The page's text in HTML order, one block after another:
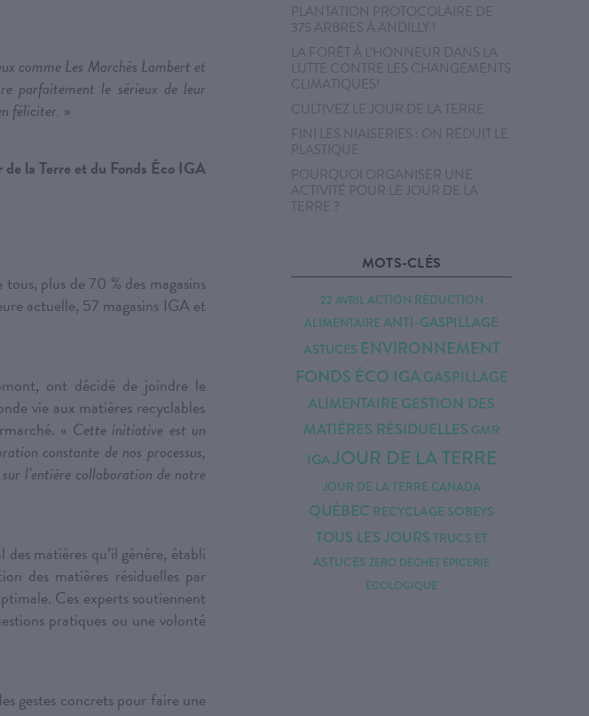
comme Les Marchés Lambert et
parfaitement le sérieux de leur
féliciter. »
la Terre et du Fonds Éco IGA
plus de 70 % des magasins
actuelle, 57 magasins IGA et
ont décidé de joindre le
vie aux matières recyclables
« Cette initiative est un
constante de nos processus,
l’entière collaboration de notre
matières qu’il génère, établi
des matières résiduelles par
Ces experts soutiennent
pratiques ou une volonté
gestes concrets pour faire une
PLANTATION PROTOCOLAIRE DE
375 ARBRES À ANDILLY !
LA FORÊT À L’HONNEUR DANS LA
LUTTE CONTRE LES CHANGEMENTS
CLIMATIQUES!
CULTIVEZ LE JOUR DE LA TERRE
FINI LES NIAISERIES : ON RÉDUIT LE
PLASTIQUE
POURQUOI ORGANISER UNE
ACTIVITÉ POUR LE JOUR DE LA
TERRE ?
MOTS-CLÉS
22 AVRILACTION RÉDUCTION
ALIMENTAIRE ANTI-GASPILLAGE
ASTUCES ENVIRONNEMENT
FONDS ÉCO IGAGASPILLAGE
ALIMENTAIREGESTION DES
MATIÈRES RÉSIDUELLES GMR
IGAJOUR DE LA TERRE
JOUR DE LA TERRE CANADA
QUÉBEC RECYCLAGE SOBEYS
TOUS LES JOURS TRUCS ET
ASTUCES ZERO DÉCHET ÉPICERIE
ÉCOLOGIQUE